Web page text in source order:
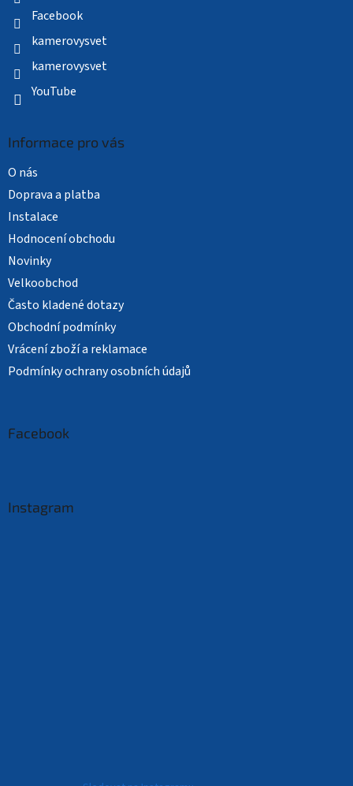
Facebook
kamerovysvet
kamerovysvet
YouTube
Informace pro vás
O nás
Doprava a platba
Instalace
Hodnocení obchodu
Novinky
Velkoobchod
Často kladené dotazy
Obchodní podmínky
Vrácení zboží a reklamace
Podmínky ochrany osobních údajů
Facebook
Instagram